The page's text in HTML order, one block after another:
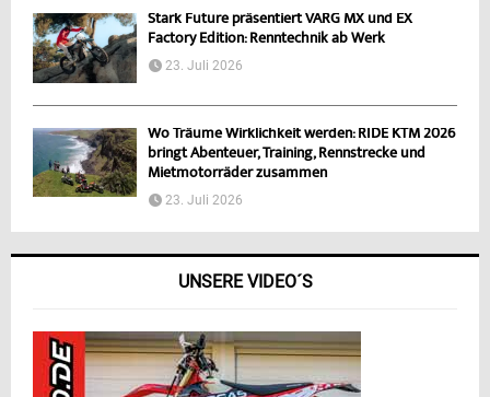
Stark Future präsentiert VARG MX und EX
Factory Edition: Renntechnik ab Werk
23. Juli 2026
Wo Träume Wirklichkeit werden: RIDE KTM 2026
bringt Abenteuer, Training, Rennstrecke und
Mietmotorräder zusammen
23. Juli 2026
UNSERE VIDEO´S